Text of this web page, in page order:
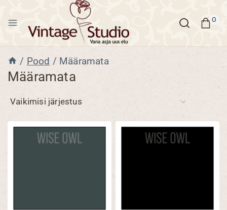
content
0
/ Pood / Määramata
Määramata